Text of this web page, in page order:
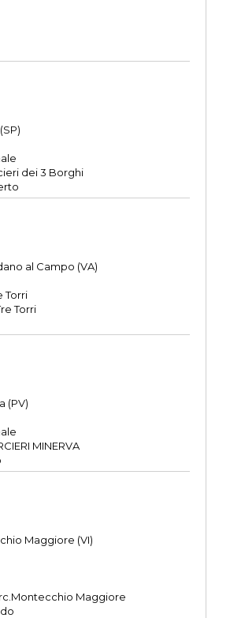
dei 3 Borghi
al Campo (VA)
Torri
Torri
(PV)
MINERVA
Maggiore (VI)
Maggiore